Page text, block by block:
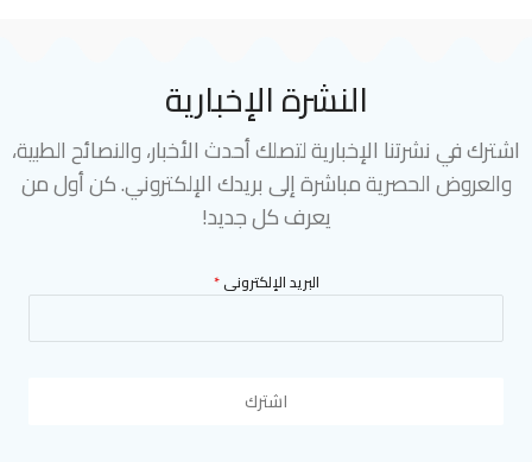
النشرة الإخبارية
اشترك في نشرتنا الإخبارية لتصلك أحدث الأخبار، والنصائح الطبية،
والعروض الحصرية مباشرة إلى بريدك الإلكتروني. كن أول من
يعرف كل جديد!
البريد الإلكترونى*
اشترك